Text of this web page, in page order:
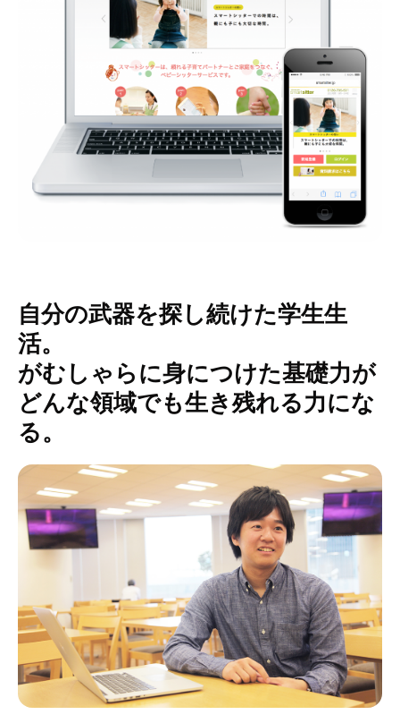
自分の武器を探し続けた学生生
活。
がむしゃらに身につけた基礎力が
どんな領域でも生き残れる力にな
る。